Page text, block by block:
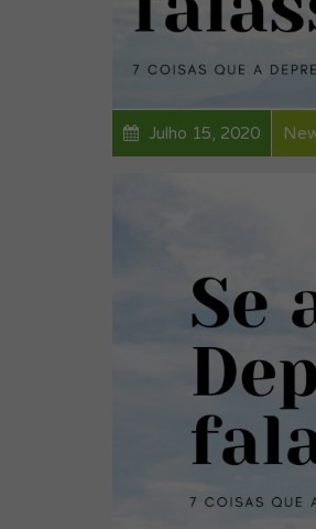
Julho 15, 2020